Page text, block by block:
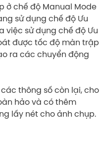
ở chế độ Manual Mode
sử dụng chế độ Ưu
việc sử dụng chế độ Ưu
được tốc độ màn trập
ra các chuyển động
thông số còn lại, cho
hảo và có thêm
lấy nét cho ảnh chụp.